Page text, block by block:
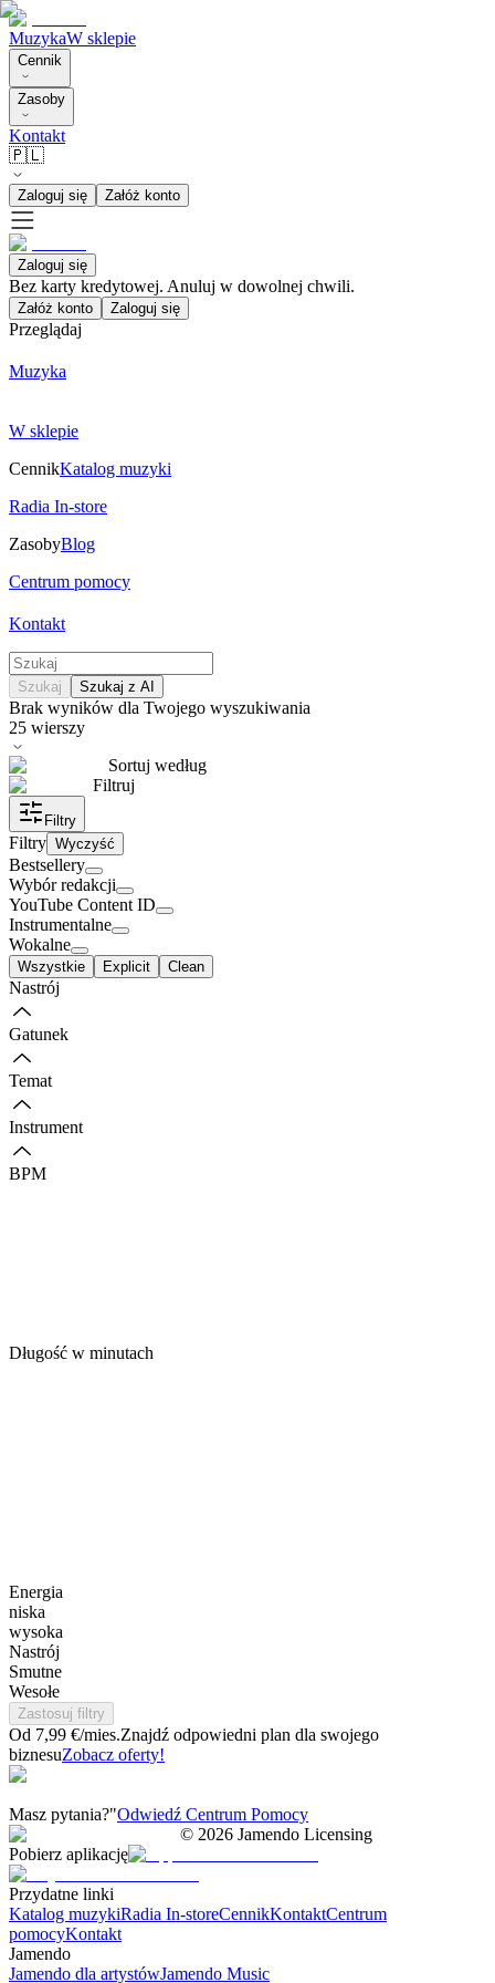
MuzykaW sklepie
Cennik
Zasoby
Kontakt
🇵🇱
Zaloguj się Załóż konto
Zaloguj się
Bez karty kredytowej. Anuluj w dowolnej chwili.
Załóż konto Zaloguj się
Przeglądaj
Muzyka
W sklepie
CennikKatalog muzyki
Radia In-store
ZasobyBlog
Centrum pomocy
Kontakt
Szukaj Szukaj z AI
Brak wyników dla Twojego wyszukiwania
25 wierszy
Sortuj według
Filtruj
Filtry
Filtry Wyczyść
Bestsellery
Wybór redakcji
YouTube Content ID
Instrumentalne
Wokalne
Wszystkie Explicit Clean
Nastrój
Gatunek
Temat
Instrument
BPM
Długość w minutach
Energia
niska
wysoka
Nastrój
Smutne
Wesołe
Zastosuj filtry
Od 7,99 €/mies.Znajdź odpowiedni plan dla swojego
biznesuZobacz oferty!
Masz pytania?"Odwiedź Centrum Pomocy
© 2026 Jamendo Licensing
Pobierz aplikację
Przydatne linki
Katalog muzykiRadia In-storeCennikKontaktCentrum
pomocyKontakt
Jamendo
Jamendo dla artystówJamendo Music